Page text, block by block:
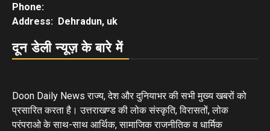
Phone:
Address: Dehradun, uk
दून डेली न्यूज़ के बारे में
Doon Daily News राज्य, देश और दुनियाभर की सभी मुख्य खबरों को
प्रसारित करता है। उत्तराखण्ड की लोक संस्कृति, विरासतों, लोक
परंपराओ के साथ-साथ आर्थिक, सामाजिक राजनीतिक व धार्मिक